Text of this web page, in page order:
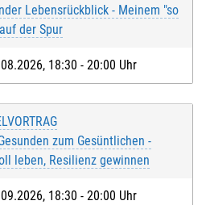
Lebensrückblick - Meinem "so
der Spur
18:30 - 20:00 Uhr
zum Gesüntlichen -
leben, Resilienz gewinnen
18:30 - 20:00 Uhr